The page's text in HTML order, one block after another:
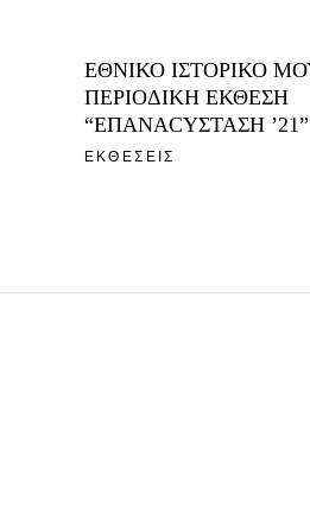
ΕΘΝΙΚΟ ΙΣΤΟΡΙΚΟ
ΠΕΡΙΟΔΙΚΗ ΕΚΘΕΣΗ
“ΕΠΑΝΑCΥΣΤΑΣΗ ’21”
ΕΚΘΕΣΕΙΣ